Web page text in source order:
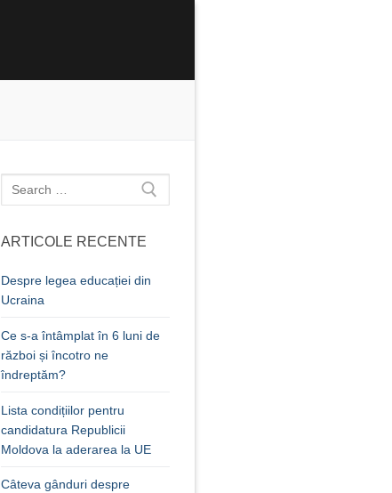
Caută
după:
ARTICOLE RECENTE
Despre legea educației din
Ucraina
Ce s-a întâmplat în 6 luni de
război și încotro ne
îndreptăm?
Lista condițiilor pentru
candidatura Republicii
Moldova la aderarea la UE
Câteva gânduri despre